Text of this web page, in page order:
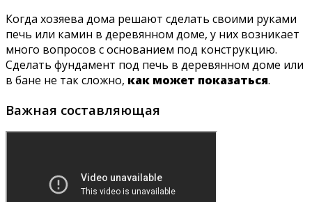
Когда хозяева дома решают сделать своими руками
печь или камин в деревянном доме, у них возникает
много вопросов с основанием под конструкцию.
Сделать фундамент под печь в деревянном доме или
в бане не так сложно, как может показаться.
Важная составляющая